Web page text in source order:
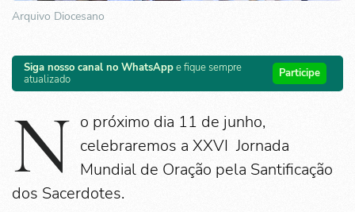
Arquivo Diocesano
Siga nosso canal no WhatsAppe fique sempre
atualizado
Participe
N o próximo dia 11 de junho,
celebraremos a XXVI Jornada
Mundial de Oração pela Santificação
dos Sacerdotes.